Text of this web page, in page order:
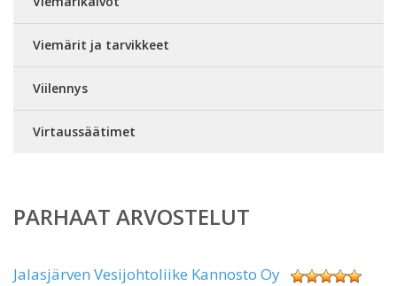
Viemärit ja tarvikkeet
Viilennys
Virtaussäätimet
PARHAAT ARVOSTELUT
Jalasjärven Vesijohtoliike Kannosto Oy